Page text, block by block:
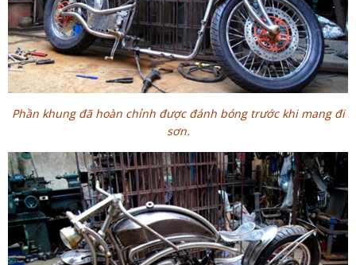
Phần khung đã hoàn chỉnh được đánh bóng trước khi mang đi
sơn.